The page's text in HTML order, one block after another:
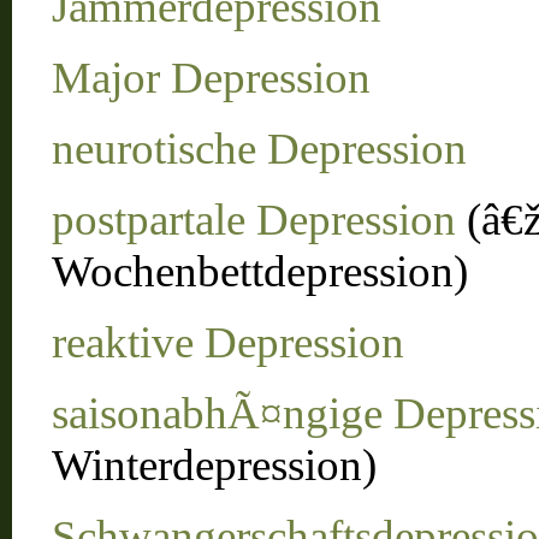
Major Depression
neurotische Depression
postpartale Depression
Wochenbettdepression)
reaktive Depression
saisonabhÃ¤ngige
Winterdepression)